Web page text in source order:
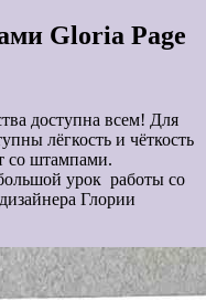
Gloria Page
доступна всем! Для
лёгкость и чёткость
со штампами.
урок работы со
Глории